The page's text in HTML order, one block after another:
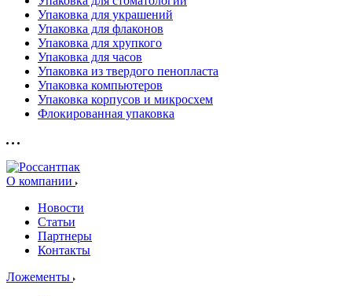
Упаковка для украшений
Упаковка для флаконов
Упаковка для хрупкого
Упаковка для часов
Упаковка из твердого пенопласта
Упаковка компьютеров
Упаковка корпусов и микросхем
Флокированная упаковка
О компании
Новости
Статьи
Партнеры
Контакты
Ложементы